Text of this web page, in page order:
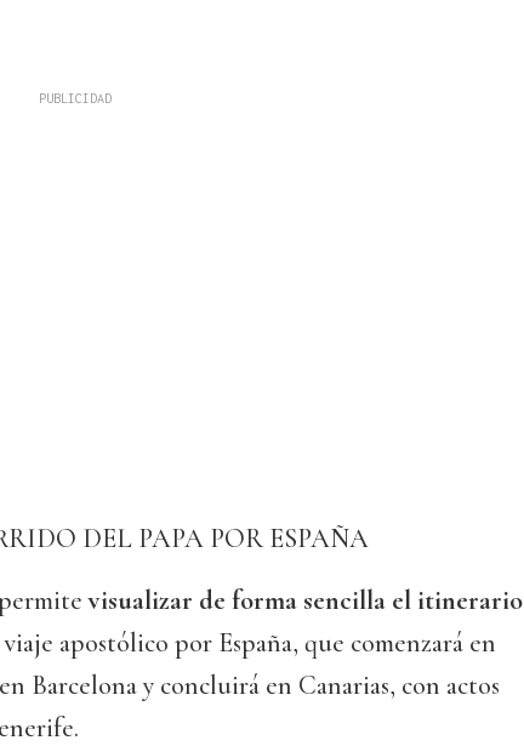
DEL PAPA POR ESPAÑA
visualizar de forma sencilla el itinerario
apostólico por España, que comenzará en
Barcelona y concluirá en Canarias, con actos